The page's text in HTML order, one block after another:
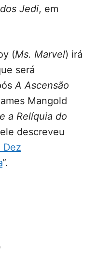
Jedi, em
(Ms. Marvel) irá
será
A Ascensão
Mangold
a Relíquia do
descreveu
Dez
“.